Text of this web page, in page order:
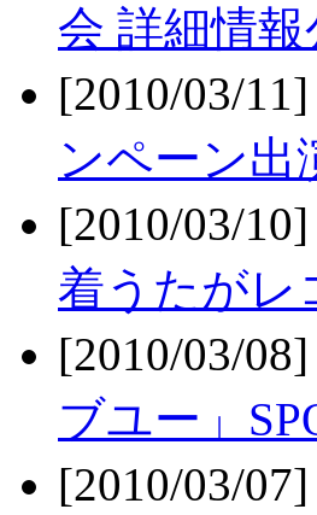
会 詳細情
[2010/03/
ンペーン出
[2010/03/
着うたがレ
[2010/03/
ブユー」
[2010/03/